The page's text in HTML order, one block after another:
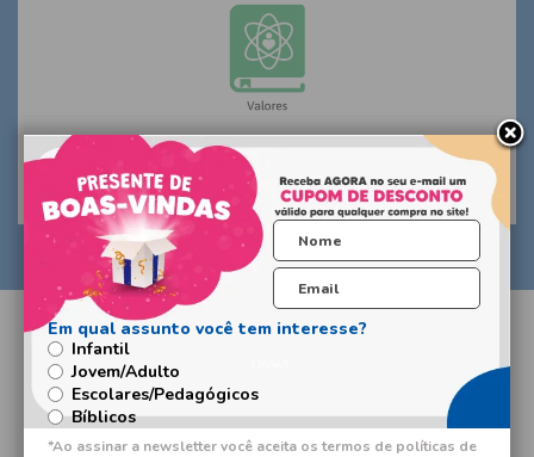
Cadastre seu E-mail
Infantil
Jovem/Adulto
Escolares/Pedagógicos
Bíblicos